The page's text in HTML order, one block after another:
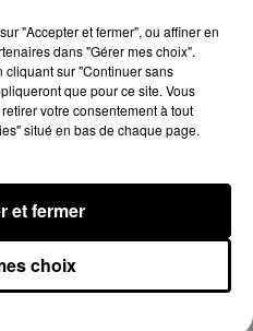
club de la région
de finale de la Coupe de
"Accepter et fermer", ou affiner en
dans "Gérer mes choix".
cliquant sur "Continuer sans
que pour ce site. Vous
votre consentement à tout
situé en bas de chaque page.
choix
et fermer